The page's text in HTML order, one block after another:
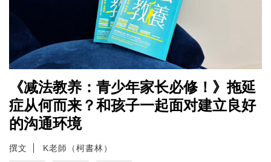
《减法教养：青少年家长必修！》拖延
症从何而来？和孩子一起面对建立良好
的沟通环境
撰文 K老師（柯書林）